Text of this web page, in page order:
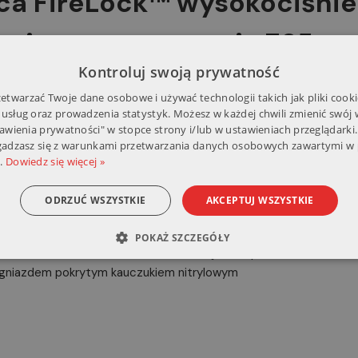
otwartym seria 765
produkty zapewniające szybsze i łatwiejsze łączenie
zmniejszając liczbę części poprzez opracowywanie
Dowód tych działań można zobaczyć w module kolumny
wysokociśnieniowa o
765
do stosowania na zewnątrz i w pomieszczeniach
pokrytym kauczukiem nitrylowym
Kontroluj swoją prywatność
Twoje dane osobowe i używać technologii takich jak pliki
oraz prowadzenia statystyk. Możesz w każdej chwili zmienić swój
prywatności" w stopce strony i/lub w ustawieniach
się z warunkami przetwarzania danych osobowych zawartymi
Dowiedz się więcej »
AKCEPTUJ WSZYSTKIE
ODRZUĆ WSZYSTKIE
POKAŻ SZCZEGÓŁY